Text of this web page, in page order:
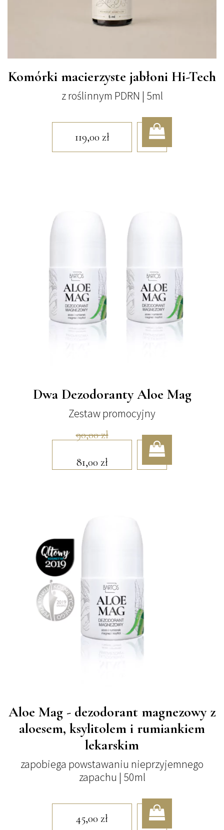
Komórki macierzyste jabłoni Hi-Tech
z roślinnym PDRN | 5ml
119,00 zł
Dwa Dezodoranty Aloe Mag
Zestaw promocyjny
90,00zł
81,00 zł
Aloe Mag - dezodorant magnezowy z
aloesem, ksylitolem i rumiankiem
lekarskim
zapobiega powstawaniu nieprzyjemnego
zapachu | 50ml
45,00 zł